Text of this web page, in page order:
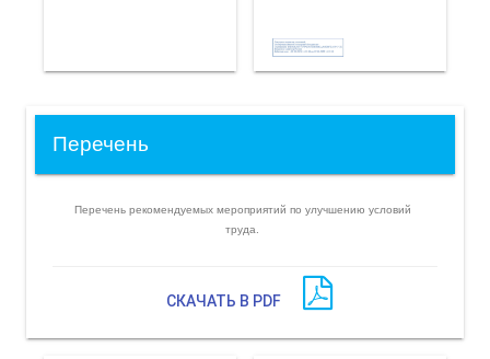
Перечень
Перечень рекомендуемых мероприятий по улучшению условий
труда.
СКАЧАТЬ В PDF